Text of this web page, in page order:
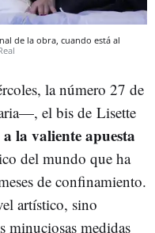
de la obra, cuando está al
la número 27 de
el bis de Lisette
la valiente apuesta
del mundo que ha
de confinamiento.
artístico, sino
minuciosas medidas